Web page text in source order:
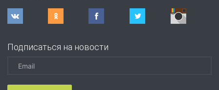
Подписаться на новости